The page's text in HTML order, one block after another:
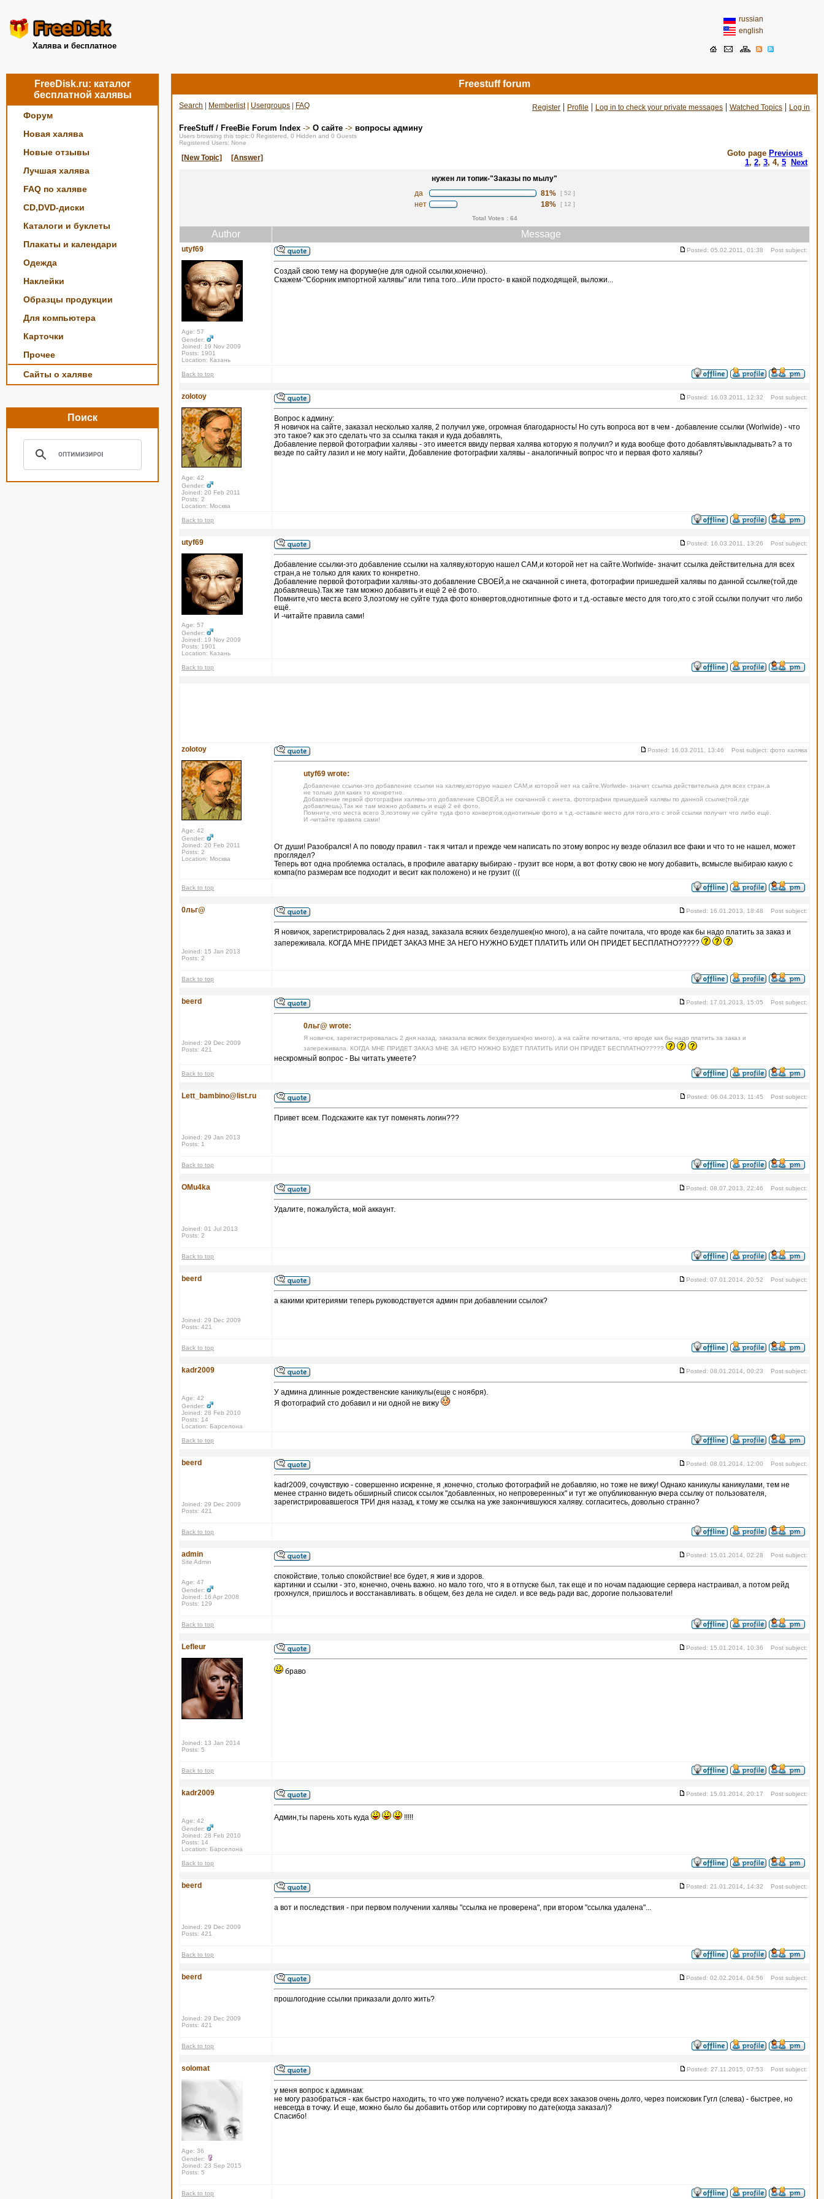
Халява и бесплатное
russian
english
FreeDisk.ru: каталог
бесплатной халявы
Форум
Новая халява
Новые отзывы
Лучшая халява
FAQ по халяве
CD,DVD-диски
Каталоги и буклеты
Плакаты и календари
Одежда
Наклейки
Образцы продукции
Для компьютера
Карточки
Прочее
Сайты о халяве
Поиск
Freestuff forum
Search Memberlist| Usergroups FAQ Register | Profile | Log in to check your private messages | Watched Topics | Log in
FreeStuff / FreeBie Forum Index -> О сайте -> вопросы админу
Users browsing this topic:0 Registered, 0 Hidden and 0 Guests
Registered Users: None
[New Topic] [Answer] Goto page Previous
1, 2, 3, 4, 5 Next
нужен ли топик-"Заказы по мылу"
да
81% [ 52 ]
нет 18% [ 12 ]
Total Votes : 64
Author Message
utyf69
Age: 57
Gender:
Joined: 19 Nov 2009
Posts: 1901
Location: Казань
Posted: 05.02.2011, 01:38 Post subject:
Создай свою тему на форуме(не для одной ссылки,конечно).
Скажем-"Сборник импортной халявы" или типа того...Или просто- в какой подходящей, выложи...
Back to top
zolotoy
Age: 42
Gender:
Joined: 20 Feb 2011
Posts: 2
Location: Москва
Posted: 16.03.2011, 12:32 Post subject:
Вопрос к админу:
Я новичок на сайте, заказал несколько халяв, 2 получил уже, огромная благодарность! Но суть вопроса вот в чем - добавление ссылки (Worlwide) - что
это такое? как это сделать что за ссылка такая и куда добавлять,
Добавление первой фотографии халявы - это имеется ввиду первая халява которую я получил? и куда вообще фото добавлять\выкладывать? а то
везде по сайту лазил и не могу найти, Добавление фотографии халявы - аналогичный вопрос что и первая фото халявы?
Back to top
utyf69
Age: 57
Gender:
Joined: 19 Nov 2009
Posts: 1901
Location: Казань
Posted: 16.03.2011, 13:26 Post subject:
Добавление ссылки-это добавление ссылки на халяву,которую нашел САМ,и которой нет на сайте.Worlwide- значит ссылка действительна для всех
стран,а не только для каких то конкретно.
Добавление первой фотографии халявы-это добавление СВОЕЙ,а не скачанной с инета, фотографии пришедшей халявы по данной ссылке(той,где
добавляешь).Так же там можно добавить и ещё 2 её фото.
Помните,что места всего 3,поэтому не суйте туда фото конвертов,однотипные фото и т.д.-оставьте место для того,кто с этой ссылки получит что либо
ещё.
И -читайте правила сами!
Back to top
zolotoy
Age: 42
Gender:
Joined: 20 Feb 2011
Posts: 2
Location: Москва
Posted: 16.03.2011, 13:46 Post subject: фото халява
utyf69 wrote:
Добавление ссылки-это добавление ссылки на халяву,которую нашел САМ,и которой нет на сайте.Worlwide- значит ссылка действительна для всех стран,а
не только для каких то конкретно.
Добавление первой фотографии халявы-это добавление СВОЕЙ,а не скачанной с инета, фотографии пришедшей халявы по данной ссылке(той,где
добавляешь).Так же там можно добавить и ещё 2 её фото.
Помните,что места всего 3,поэтому не суйте туда фото конвертов,однотипные фото и т.д.-оставьте место для того,кто с этой ссылки получит что либо ещё.
И -читайте правила сами!
От души! Разобрался! А по поводу правил - так я читал и прежде чем написать по этому вопрос ну везде облазил все факи и что то не нашел, может
проглядел?
Теперь вот одна проблемка осталась, в профиле аватарку выбираю - грузит все норм, а вот фотку свою не могу добавить, всмысле выбираю какую с
компа(по размерам все подходит и весит как положено) и не грузит (((
Back to top
0льг@
Joined: 15 Jan 2013
Posts: 2
Posted: 16.01.2013, 18:48 Post subject:
Я новичок, зарегистрировалась 2 дня назад, заказала всяких безделушек(но много), а на сайте почитала, что вроде как бы надо платить за заказ и
запереживала. КОГДА МНЕ ПРИДЕТ ЗАКАЗ МНЕ ЗА НЕГО НУЖНО БУДЕТ ПЛАТИТЬ ИЛИ ОН ПРИДЕТ БЕСПЛАТНО?????
Back to top
beerd
Joined: 29 Dec 2009
Posts: 421
Posted: 17.01.2013, 15:05 Post subject:
0льг@ wrote:
Я новичок, зарегистрировалась 2 дня назад, заказала всяких безделушек(но много), а на сайте почитала, что вроде как бы надо платить за заказ и
запереживала. КОГДА МНЕ ПРИДЕТ ЗАКАЗ МНЕ ЗА НЕГО НУЖНО БУДЕТ ПЛАТИТЬ ИЛИ ОН ПРИДЕТ БЕСПЛАТНО?????
нескромный вопрос - Вы читать умеете?
Back to top
Lett_bambino@list.ru
Joined: 29 Jan 2013
Posts: 1
Posted: 06.04.2013, 11:45 Post subject:
Привет всем. Подскажите как тут поменять логин???
Back to top
OMu4ka
Joined: 01 Jul 2013
Posts: 2
Posted: 08.07.2013, 22:46 Post subject:
Удалите, пожалуйста, мой аккаунт.
Back to top
beerd
Joined: 29 Dec 2009
Posts: 421
Posted: 07.01.2014, 20:52 Post subject:
а какими критериями теперь руководствуется админ при добавлении ссылок?
Back to top
kadr2009
Age: 42
Gender:
Joined: 28 Feb 2010
Posts: 14
Location: Барселона
Posted: 08.01.2014, 00:23 Post subject:
У админа длинные рождественские каникулы(еще с ноября).
Я фотографий сто добавил и ни одной не вижу
Back to top
beerd
Joined: 29 Dec 2009
Posts: 421
Posted: 08.01.2014, 12:00 Post subject:
kadr2009, сочувствую - совершенно искренне, я ,конечно, столько фотографий не добавляю, но тоже не вижу! Однако каникулы каникулами, тем не
менее странно видеть обширный список ссылок "добавленных, но непроверенных" и тут же опубликованную вчера ссылку от пользователя,
зарегистрировавшегося ТРИ дня назад, к тому же ссылка на уже закончившуюся халяву. согласитесь, довольно странно?
Back to top
admin
Site Admin
Age: 47
Gender:
Joined: 16 Apr 2008
Posts: 129
Posted: 15.01.2014, 02:28 Post subject:
спокойствие, только спокойствие! все будет, я жив и здоров.
картинки и ссылки - это, конечно, очень важно. но мало того, что я в отпуске был, так еще и по ночам падающие сервера настраивал, а потом рейд
грохнулся, пришлось и восстанавливать. в общем, без дела не сидел. и все ведь ради вас, дорогие пользователи!
Back to top
Lefleur
Joined: 13 Jan 2014
Posts: 5
Posted: 15.01.2014, 10:36 Post subject:
браво
Back to top
kadr2009
Age: 42
Gender:
Joined: 28 Feb 2010
Posts: 14
Location: Барселона
Posted: 15.01.2014, 20:17 Post subject:
Админ,ты парень хоть куда !!!!!
Back to top
beerd
Joined: 29 Dec 2009
Posts: 421
Posted: 21.01.2014, 14:32 Post subject:
а вот и последствия - при первом получении халявы "ссылка не проверена", при втором "ссылка удалена"...
Back to top
beerd
Joined: 29 Dec 2009
Posts: 421
Posted: 02.02.2014, 04:56 Post subject:
прошлогодние ссылки приказали долго жить?
Back to top
solomat
Age: 36
Gender:
Joined: 23 Sep 2015
Posts: 5
Posted: 27.11.2015, 07:53 Post subject:
у меня вопрос к админам:
не могу разобраться - как быстро находить, то что уже получено? искать среди всех заказов очень долго, через поисковик Гугл (слева) - быстрее, но
невсегда в точку. И еще, можно было бы добавить отбор или сортировку по дате(когда заказал)?
Спасибо!
Back to top